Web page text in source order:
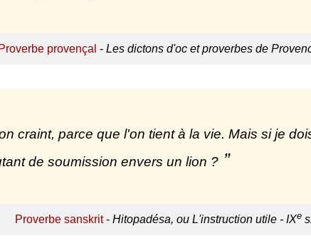
Proverbe provençal - Les dictons d'oc et proverbes de
craint, parce que l'on tient à la vie. Mais si je
de soumission envers un lion ?
Proverbe sanskrit- Hitopadésa, ou L'instruction utile - IXe